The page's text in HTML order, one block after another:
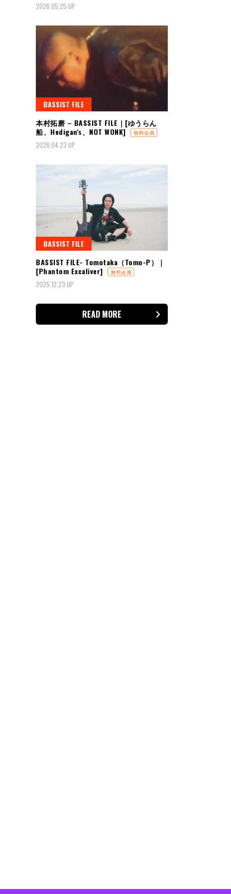
2026.05.25 UP
BASSIST FILE
本村拓磨 – BASSIST FILE｜[ゆうらん
船、Hedigan's、NOT WONK]
無料会員
2026.04.23 UP
BASSIST FILE
BASSIST FILE- Tomotaka（Tomo-P）｜
[Phantom Excaliver]
無料会員
2025.12.23 UP
READ MORE